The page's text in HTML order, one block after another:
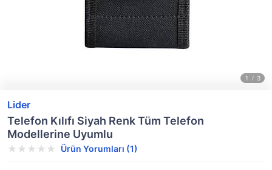
Lider
Telefon Kılıfı Siyah Renk Tüm Telefon
Modellerine Uyumlu
Ürün Yorumları (1)